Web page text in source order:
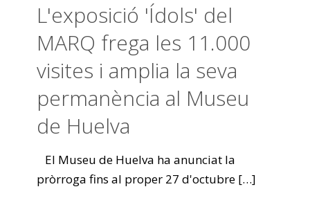
L'exposició 'Ídols' del
MARQ frega les 11.000
visites i amplia la seva
permanència al Museu
de Huelva
El Museu de Huelva ha anunciat la
pròrroga fins al proper 27 d'octubre […]